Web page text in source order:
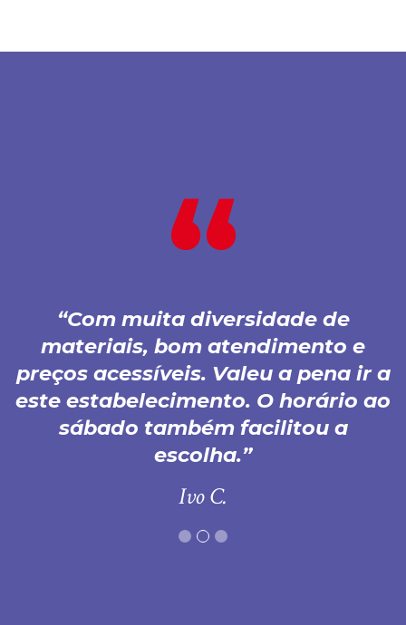
Com muita diversidade de
materiais, bom atendimento e
preços acessíveis. Valeu a pena ir a
este estabelecimento. O horário ao
sábado também facilitou a
escolha.
Ivo C.